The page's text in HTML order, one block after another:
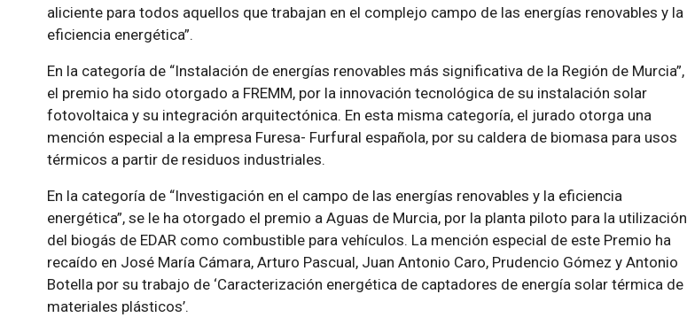
aliciente para todos aquellos que trabajan en el complejo campo de las energías renovables y la
eficiencia energética”.
En la categoría de “Instalación de energías renovables más significativa de la Región de Murcia”,
el premio ha sido otorgado a FREMM, por la innovación tecnológica de su instalación solar
fotovoltaica y su integración arquitectónica. En esta misma categoría, el jurado otorga una
mención especial a la empresa Furesa- Furfural española, por su caldera de biomasa para usos
térmicos a partir de residuos industriales.
En la categoría de “Investigación en el campo de las energías renovables y la eficiencia
energética”, se le ha otorgado el premio a Aguas de Murcia, por la planta piloto para la utilización
del biogás de EDAR como combustible para vehículos. La mención especial de este Premio ha
recaído en José María Cámara, Arturo Pascual, Juan Antonio Caro, Prudencio Gómez y Antonio
Botella por su trabajo de ‘Caracterización energética de captadores de energía solar térmica de
materiales plásticos’.